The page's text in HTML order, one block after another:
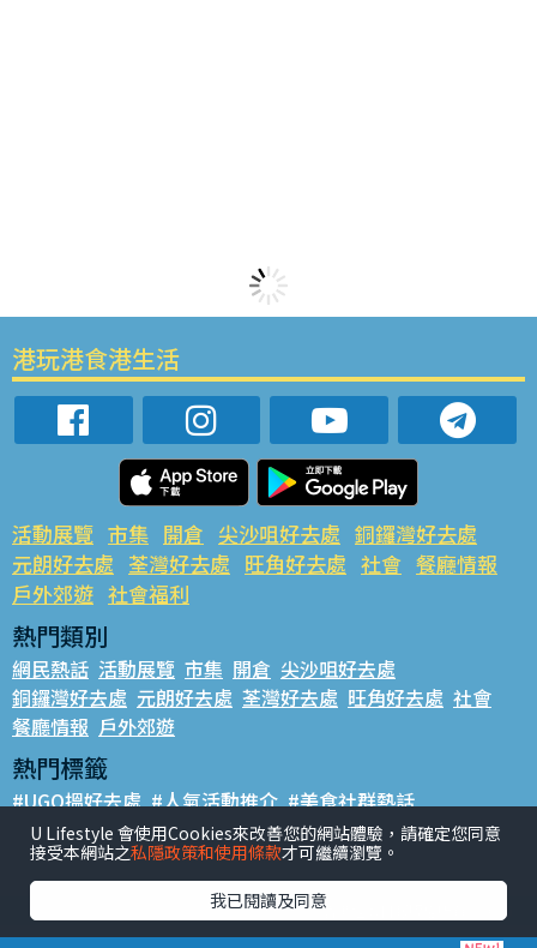
港玩港食港生活
活動展覽 市集 開倉 尖沙咀好去處 銅鑼灣好去處
元朗好去處 荃灣好去處 旺角好去處 社會 餐廳情報
戶外郊遊 社會福利
熱門類別
網民熱話 活動展覽 市集 開倉 尖沙咀好去處
銅鑼灣好去處 元朗好去處 荃灣好去處 旺角好去處 社會
餐廳情報 戶外郊遊
熱門標籤
#UGO搵好去處 #人氣活動推介 #美食社群熱話
#親子玩樂好去處 #ULifestyle應用程式 #限時搶
#UJetso禮物放送 #ULifestyle商戶中心 #著數
香港經濟日報版權所有©2026
U Lifestyle 會使用Cookies來改善您的網站體驗，請確定您同意
接受本網站之私隱政策和使用條款才可繼續瀏覽。
我已閱讀及同意